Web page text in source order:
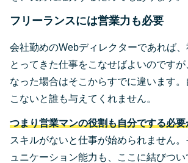
フリーランスには営業力も必要
会社勤めのWebディレクターであれば
とってきた仕事をこなせばよいのです
なった場合はそこからすでに違います
こないと誰も与えてくれません。
つまり営業マンの役割も自分でする必
スキルがないと仕事が始められません。
ュニケーション能力も、ここに結びつい